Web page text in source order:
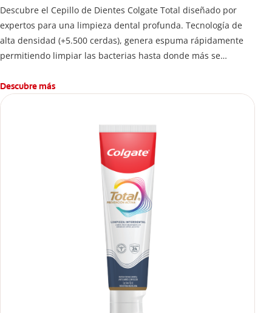
Descubre el Cepillo de Dientes Colgate Total diseñado por
expertos para una limpieza dental profunda. Tecnología de
alta densidad (+5.500 cerdas), genera espuma rápidamente
permitiendo limpiar las bacterias hasta donde más se
Descubre más